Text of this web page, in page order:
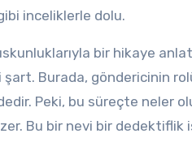
inceliklerle dolu.
bir hikaye
Burada, göndericinin rolü
Peki, bu süreçte neler
Bu bir nevi bir dedektiflik